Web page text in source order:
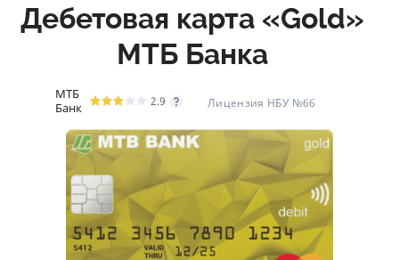
Дебетовая карта «Gold»
МТБ Банка
МТБ
Банк
2.9 Лицензия НБУ №66